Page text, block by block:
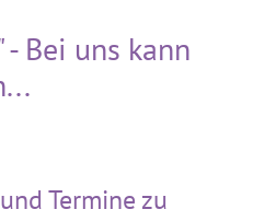
Bei uns kann
Termine zu